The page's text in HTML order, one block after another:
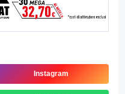
Instagram